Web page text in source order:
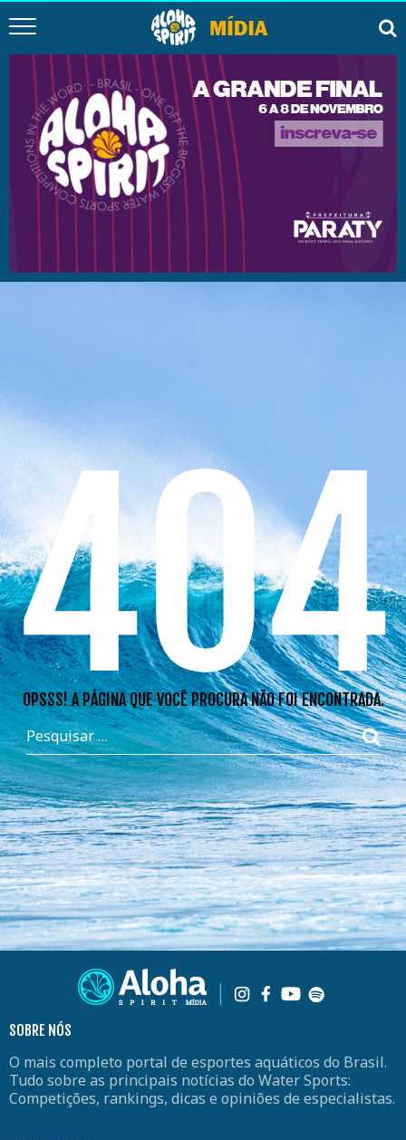
404
OPSSS! A PÁGINA QUE VOCÊ PROCURA NÃO FOI ENCONTRADA.
SOBRE NÓS
O mais completo portal de esportes aquáticos do Brasil.
Tudo sobre as principais notícias do Water Sports:
Competições, rankings, dicas e opiniões de especialistas.